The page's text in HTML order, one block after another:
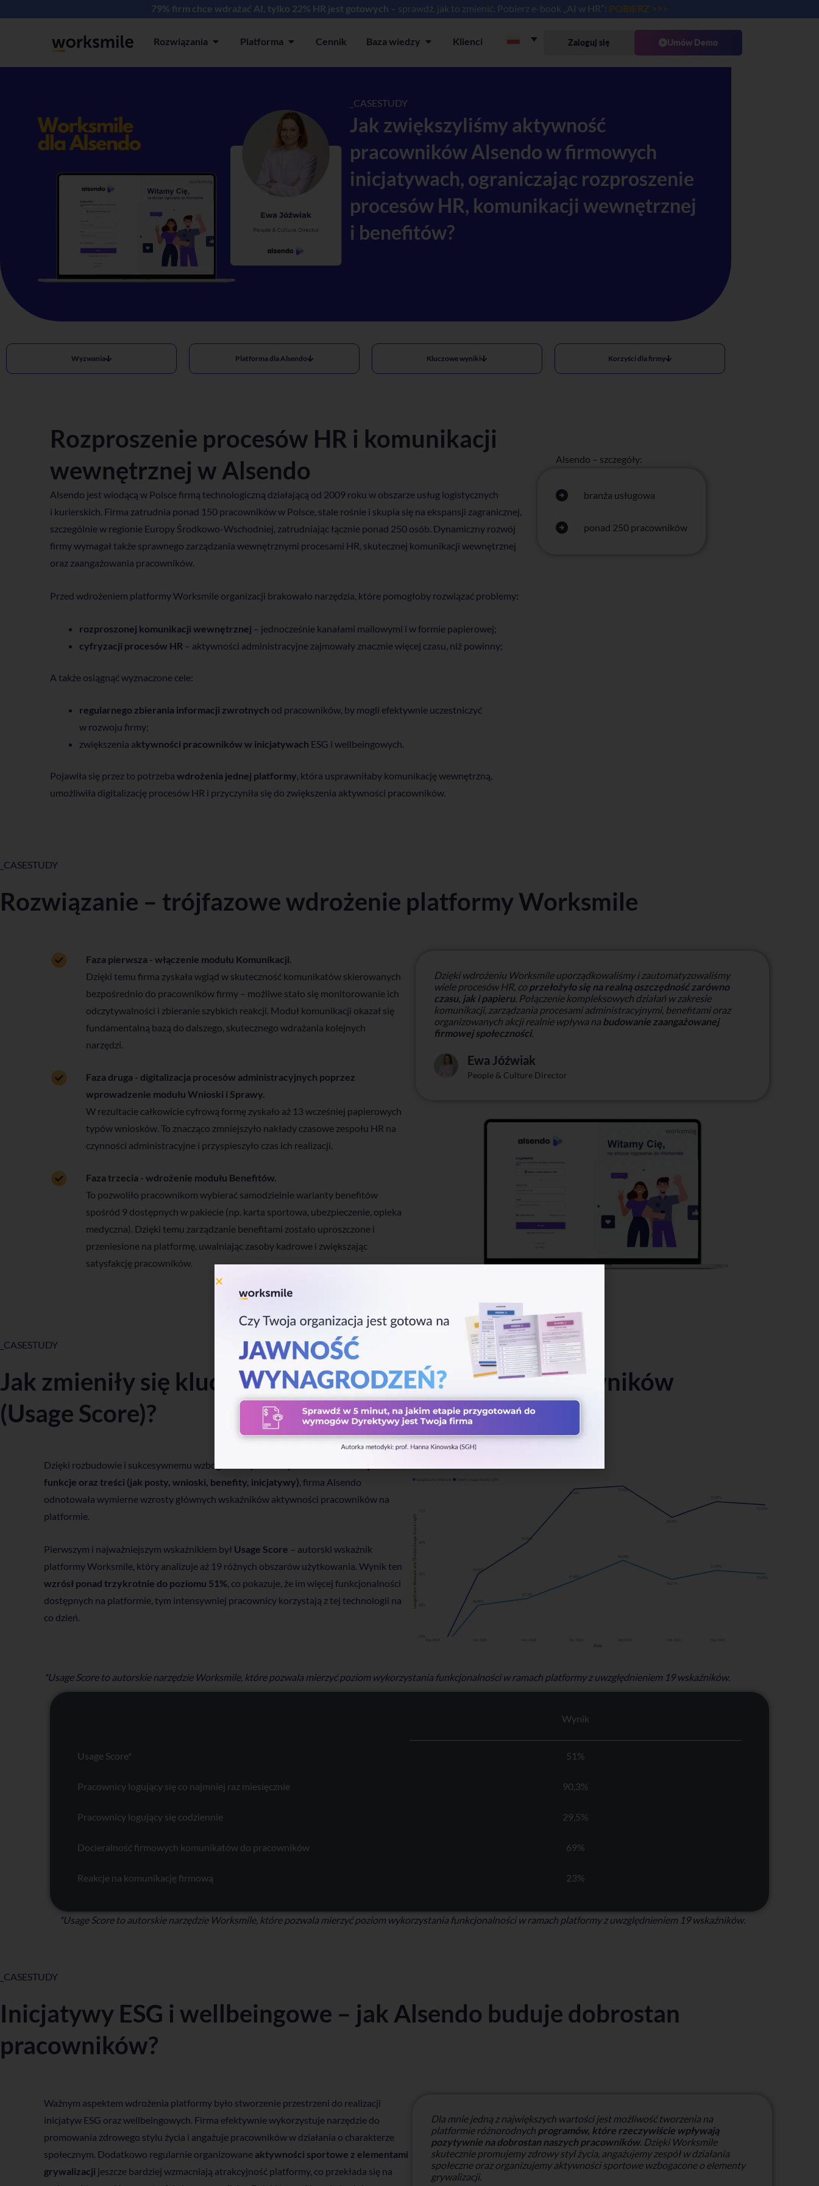
79% firm chce wdrażać AI, tylko 22% HR jest gotowych – sprawdź, jak to zmienić. Pobierz e-book „AI w HR”: POBIERZ >>>
Rozwiązania Open Rozwiązania
Platforma Open Platforma
Cennik Baza wiedzy Open Baza wiedzy
Klienci Zaloguj się Umów Demo
_CASESTUDY
Jak zwiększyliśmy aktywność
pracowników Alsendo w firmowych
inicjatywach, ograniczając rozproszenie
procesów HR, komunikacji wewnętrznej
i benefitów?
Wyzwania Platforma dla Alsendo Kluczowe wyniki Korzyści dla firmy
Alsendo – szczegóły:
branża usługowa
ponad 250 pracowników
Rozproszenie procesów HR i komunikacji
wewnętrznej w Alsendo
Alsendo jest wiodącą w Polsce firmą technologiczną działającą od 2009 roku w obszarze usług logistycznych
i kurierskich. Firma zatrudnia ponad 150 pracowników w Polsce, stale rośnie i skupia się na ekspansji zagranicznej,
szczególnie w regionie Europy Środkowo-Wschodniej, zatrudniając łącznie ponad 250 osób. Dynamiczny rozwój
firmy wymagał także sprawnego zarządzania wewnętrznymi procesami HR, skutecznej komunikacji wewnętrznej
oraz zaangażowania pracowników.
Przed wdrożeniem platformy Worksmile organizacji brakowało narzędzia, które pomogłoby rozwiązać problemy:
rozproszonej komunikacji wewnętrznej – jednocześnie kanałami mailowymi i w formie papierowej;
cyfryzacji procesów HR – aktywności administracyjne zajmowały znacznie więcej czasu, niż powinny;
A także osiągnąć wyznaczone cele:
regularnego zbierania informacji zwrotnych od pracowników, by mogli efektywnie uczestniczyć
w rozwoju firmy;
zwiększenia aktywności pracowników w inicjatywach ESG i wellbeingowych.
Pojawiła się przez to potrzebawdrożenia jednej platformy, która usprawniłaby komunikację wewnętrzną,
umożliwiła digitalizację procesów HR i przyczyniła się do zwiększenia aktywności pracowników.
_CASESTUDY
Rozwiązanie – trójfazowe wdrożenie platformy Worksmile
Faza pierwsza - włączenie modułu Komunikacji.
Dzięki temu firma zyskała wgląd w skuteczność komunikatów skierowanych
bezpośrednio do pracowników firmy – możliwe stało się monitorowanie ich
odczytywalności i zbieranie szybkich reakcji. Moduł komunikacji okazał się
fundamentalną bazą do dalszego, skutecznego wdrażania kolejnych
narzędzi.
Faza druga - digitalizacja procesów administracyjnych poprzez
wprowadzenie modułu Wnioski i Sprawy.
W rezultacie całkowicie cyfrową formę zyskało aż 13 wcześniej papierowych
typów wniosków. To znacząco zmniejszyło nakłady czasowe zespołu HR na
czynności administracyjne i przyspieszyło czas ich realizacji.
Faza trzecia - wdrożenie modułu Benefitów.
To pozwoliło pracownikom wybierać samodzielnie warianty benefitów
spośród 9 dostępnych w pakiecie (np. karta sportowa, ubezpieczenie, opieka
medyczna). Dzięki temu zarządzanie benefitami zostało uproszczone i
przeniesione na platformę, uwalniając zasoby kadrowe i zwiększając
satysfakcję pracowników.
Dzięki wdrożeniu Worksmile uporządkowaliśmy i zautomatyzowaliśmy
wiele procesów HR, co przełożyło się na realną oszczędność zarówno
czasu, jak i papieru. Połączenie kompleksowych działań w zakresie
komunikacji, zarządzania procesami administracyjnymi, benefitami oraz
organizowanych akcji realnie wpływa na budowanie zaangażowanej
firmowej społeczności.
Ewa Jóźwiak
People & Culture Director
_CASESTUDY
Jak zmieniły się kluczowe wskaźniki aktywności pracowników
(Usage Score)?
Dzięki rozbudowie i sukcesywnemu wzbogacaniu platformy Worksmile o
funkcje oraz treści (jak posty, wnioski, benefity, inicjatywy), firma Alsendo
odnotowała wymierne wzrosty głównych wskaźników aktywności pracowników na
platformie.
Pierwszym i najważniejszym wskaźnikiem był Usage Score – autorski wskaźnik
platformy Worksmile, który analizuje aż 19 różnych obszarów użytkowania. Wynik ten
wzrósł ponad trzykrotnie do poziomu 51% , co pokazuje, że im więcej funkcjonalności
dostępnych na platformie, tym intensywniej pracownicy korzystają z tej technologii na
co dzień.
*Usage Score to autorskie narzędzie Worksmile, które pozwala mierzyć poziom wykorzystania funkcjonalności w ramach platformy z uwzględnieniem 19 wskaźników.
Wynik
Usage Score* 51%
Pracownicy logujący się co najmniej raz miesięcznie 90,3%
Pracownicy logujący się codziennie 29,5%
Docieralność firmowych komunikatów do pracowników 69%
Reakcje na komunikację firmową 23%
*Usage Score to autorskie narzędzie Worksmile, które pozwala mierzyć poziom wykorzystania funkcjonalności w ramach platformy z uwzględnieniem 19 wskaźników.
_CASESTUDY
Inicjatywy ESG i wellbeingowe – jak Alsendo buduje dobrostan
pracowników?
Dla mnie jedną z największych wartości jest możliwość tworzenia na
platformie różnorodnych programów, które rzeczywiście wpływają
pozytywnie na dobrostan naszych pracowników. Dzięki Worksmile
skutecznie promujemy zdrowy styl życia, angażujemy zespół w działania
społeczne oraz organizujemy aktywności sportowe wzbogacone o elementy
grywalizacji.
Ważnym aspektem wdrożenia platformy było stworzenie przestrzeni do realizacji
inicjatyw ESG oraz wellbeingowych. Firma efektywnie wykorzystuje narzędzie do
promowania zdrowego stylu życia i angażuje pracowników w działania o charakterze
społecznym. Dodatkowo regularnie organizowane aktywności sportowe z elementami
grywalizacji jeszcze bardziej wzmacniają atrakcyjność platformy, co przekłada się na